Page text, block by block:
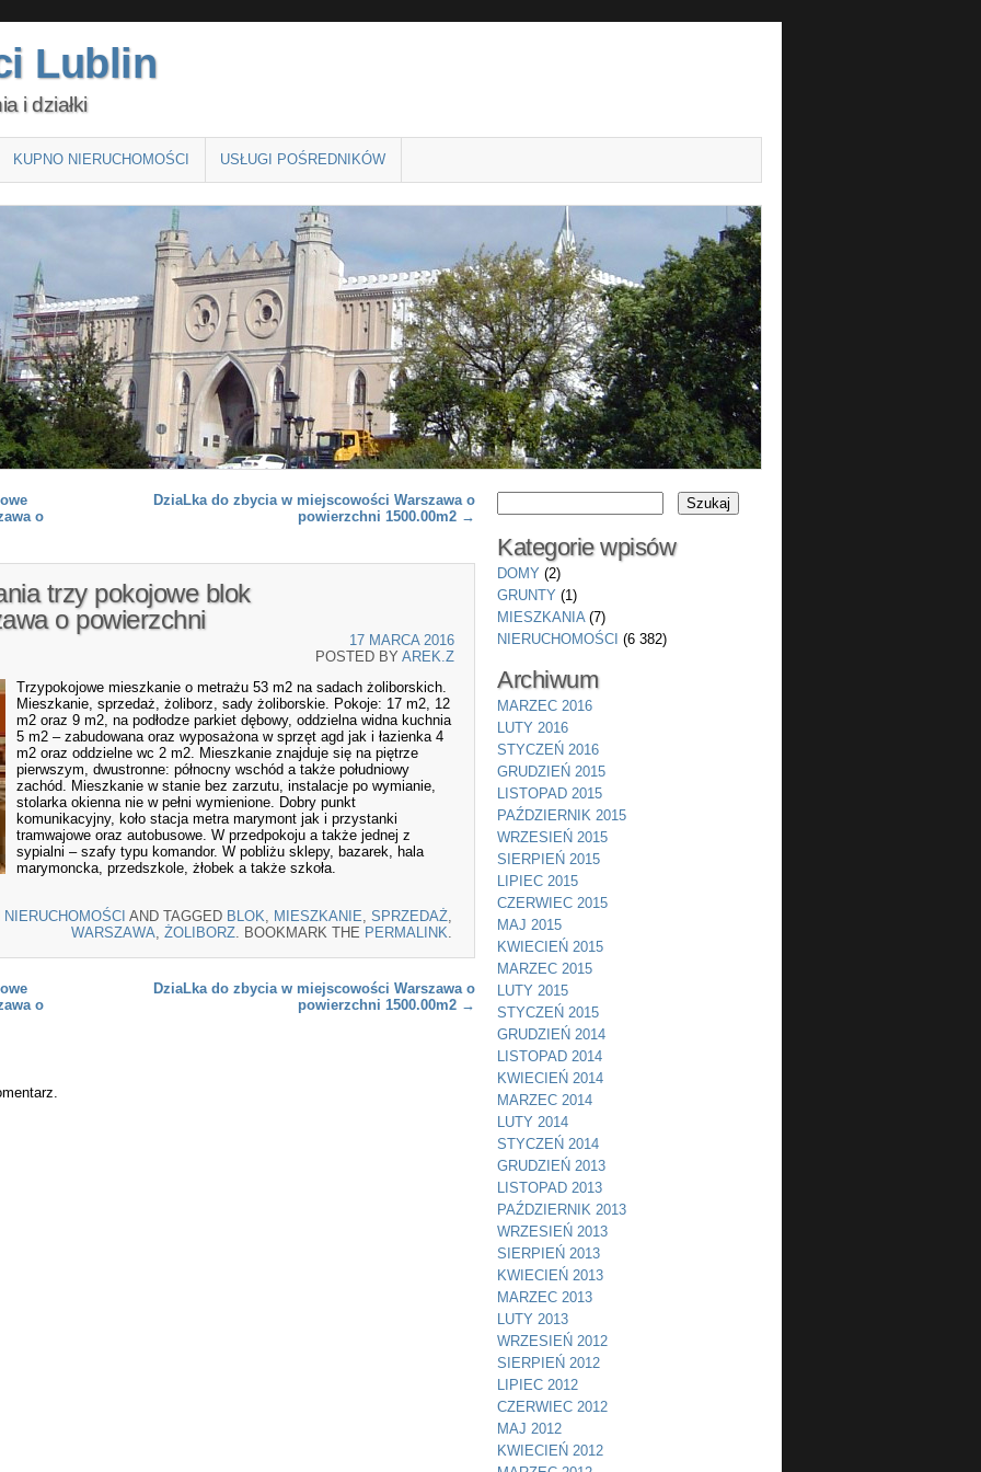
Lublin
i działki
KUPNO NIERUCHOMOŚCI USŁUGI POŚREDNIKÓW
o
DziaLka do zbycia w miejscowości Warszawa o
powierzchni 1500.00m2 →
trzy pokojowe blok
o powierzchni
17 MARCA 2016
POSTED BY AREK.Z
Trzypokojowe mieszkanie o metrażu 53 m2 na sadach żoliborskich.
Mieszkanie, sprzedaż, żoliborz, sady żoliborskie. Pokoje: 17 m2, 12
m2 oraz 9 m2, na podłodze parkiet dębowy, oddzielna widna kuchnia
5 m2 – zabudowana oraz wyposażona w sprzęt agd jak i łazienka 4
m2 oraz oddzielne wc 2 m2. Mieszkanie znajduje się na piętrze
pierwszym, dwustronne: północny wschód a także południowy
zachód. Mieszkanie w stanie bez zarzutu, instalacje po wymianie,
stolarka okienna nie w pełni wymienione. Dobry punkt
komunikacyjny, koło stacja metra marymont jak i przystanki
tramwajowe oraz autobusowe. W przedpokoju a także jednej z
sypialni – szafy typu komandor. W pobliżu sklepy, bazarek, hala
marymoncka, przedszkole, żłobek a także szkoła.
NIERUCHOMOŚCI AND TAGGED BLOK MIESZKANIE SPRZEDAŻ
WARSZAWA ŻOLIBORZ . BOOKMARK THE PERMALINK
o
DziaLka do zbycia w miejscowości Warszawa o
powierzchni 1500.00m2 →
Kategorie wpisów
DOMY (2)
GRUNTY (1)
MIESZKANIA(7)
NIERUCHOMOŚCI (6 382)
Archiwum
MARZEC 2016
LUTY 2016
STYCZEŃ 2016
GRUDZIEŃ 2015
LISTOPAD 2015
PAŹDZIERNIK 2015
WRZESIEŃ 2015
SIERPIEŃ 2015
LIPIEC 2015
CZERWIEC 2015
MAJ 2015
KWIECIEŃ 2015
MARZEC 2015
LUTY 2015
STYCZEŃ 2015
GRUDZIEŃ 2014
LISTOPAD 2014
KWIECIEŃ 2014
MARZEC 2014
LUTY 2014
STYCZEŃ 2014
GRUDZIEŃ 2013
LISTOPAD 2013
PAŹDZIERNIK 2013
WRZESIEŃ 2013
SIERPIEŃ 2013
KWIECIEŃ 2013
MARZEC 2013
LUTY 2013
WRZESIEŃ 2012
SIERPIEŃ 2012
LIPIEC 2012
CZERWIEC 2012
MAJ 2012
KWIECIEŃ 2012